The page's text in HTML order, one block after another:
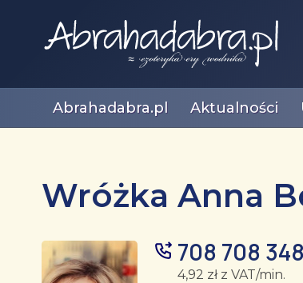
Abrahadabra.pl Aktualności
Wróżka Anna
708 708 348
4,92 zł z VAT/min.